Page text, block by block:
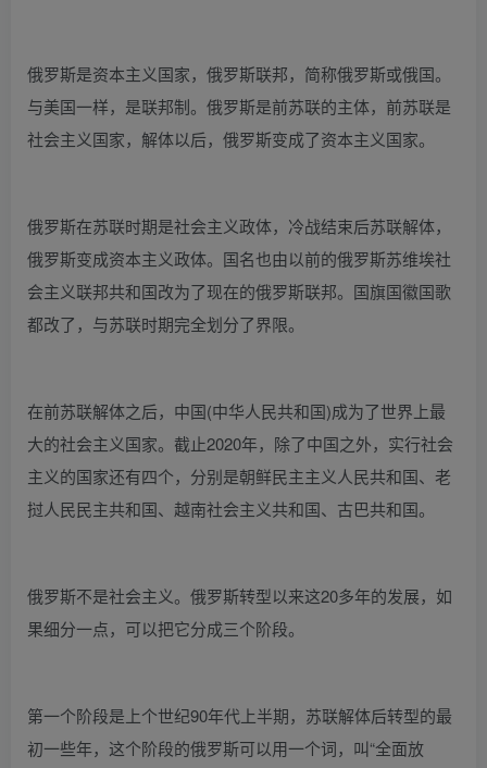
俄罗斯是资本主义国家，俄罗斯联邦，简称俄罗斯或俄国。
与美国一样，是联邦制。俄罗斯是前苏联的主体，前苏联是
社会主义国家，解体以后，俄罗斯变成了资本主义国家。
俄罗斯在苏联时期是社会主义政体，冷战结束后苏联解体，
俄罗斯变成资本主义政体。国名也由以前的俄罗斯苏维埃社
会主义联邦共和国改为了现在的俄罗斯联邦。国旗国徽国歌
都改了，与苏联时期完全划分了界限。
在前苏联解体之后，中国(中华人民共和国)成为了世界上最
大的社会主义国家。截止2020年，除了中国之外，实行社会
主义的国家还有四个，分别是朝鲜民主主义人民共和国、老
挝人民民主共和国、越南社会主义共和国、古巴共和国。
俄罗斯不是社会主义。俄罗斯转型以来这20多年的发展，如
果细分一点，可以把它分成三个阶段。
第一个阶段是上个世纪90年代上半期，苏联解体后转型的最
初一些年，这个阶段的俄罗斯可以用一个词，叫“全面放